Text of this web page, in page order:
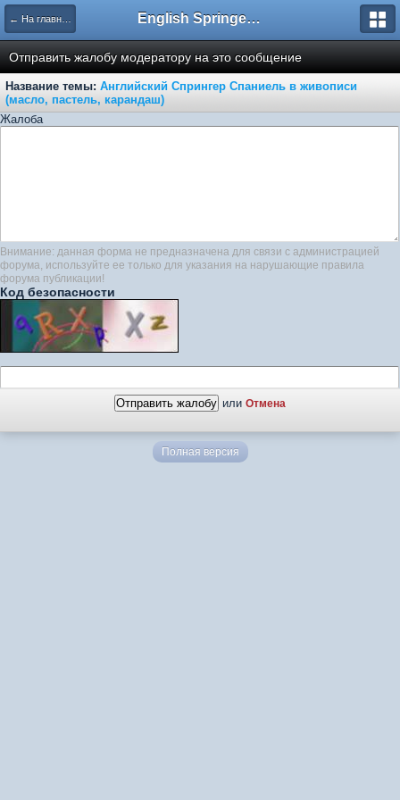
← На главную English Springer Spaniel Club
Отправить жалобу модератору на это сообщение
Название темы: Английский Спрингер Спаниель в живописи
(масло, пастель, карандаш)
Жалоба
Внимание: данная форма не предназначена для связи с администрацией
форума, используйте ее только для указания на нарушающие правила
форума публикации!
Код безопасности
или Отмена
Полная версия